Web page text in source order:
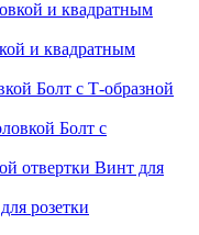
и квадратным
Болт с Т-образной
Болт с
Винт для
розетки